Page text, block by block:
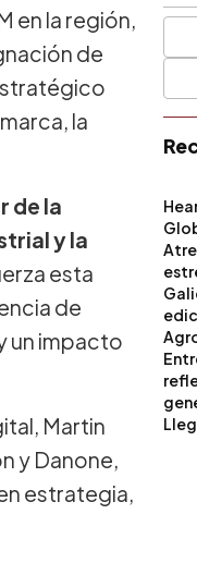
en la región,
de
la
de la
y la
esta
de
un impacto
Martin
y Danone,
estrategia,